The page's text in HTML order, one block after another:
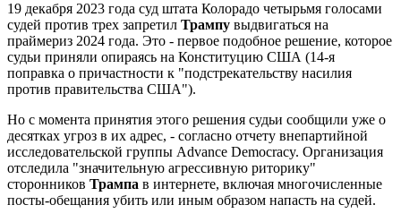
19 декабря 2023 года суд штата Колорадо четырьмя голосами
судей против трех запретил Трампу выдвигаться на
праймериз 2024 года. Это - первое подобное решение, которое
судьи приняли опираясь на Конституцию США (14-я
поправка о причастности к "подстрекательству насилия
против правительства США").
Но с момента принятия этого решения судьи сообщили уже о
десятках угроз в их адрес, - согласно отчету внепартийной
исследовательской группы Advance Democracy. Организация
отследила "значительную агрессивную риторику"
сторонников Трампа в интернете, включая многочисленные
посты-обещания убить или иным образом напасть на судей.